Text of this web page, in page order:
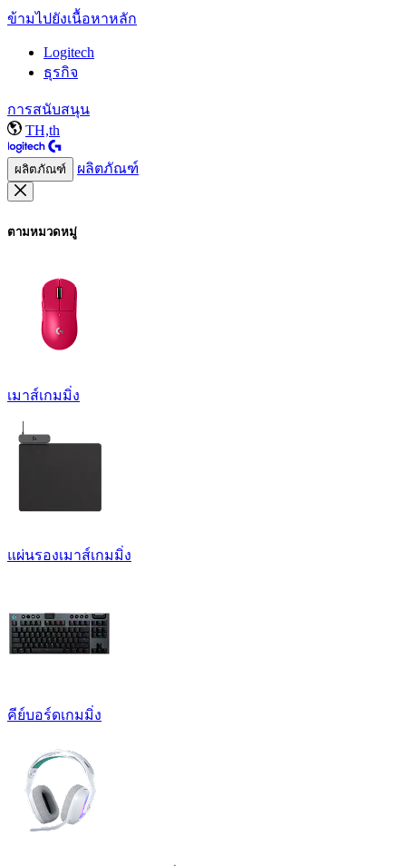
ข้ามไปยังเนื้อหาหลัก
Logitech
ธุรกิจ
การสนับสนุน
TH,th
ผลิตภัณฑ์ ผลิตภัณฑ์
ตามหมวดหมู่
เมาส์เกมมิ่ง
แผ่นรองเมาส์เกมมิ่ง
คีย์บอร์ดเกมมิ่ง